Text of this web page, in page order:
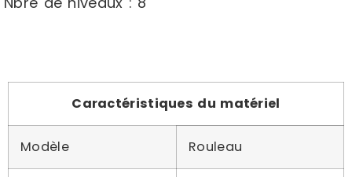
Caractéristiques du matériel
Modèle Rouleau